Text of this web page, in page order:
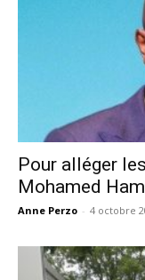
Pour alléger
Mohamed
Anne Perzo - 4 octobre